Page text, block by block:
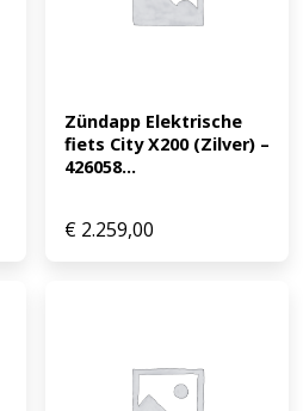
Zündapp Elektrische
fiets City X200 (Zilver) –
426058...
€ 2.259,00